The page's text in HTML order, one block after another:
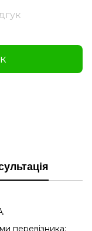
перевізника: